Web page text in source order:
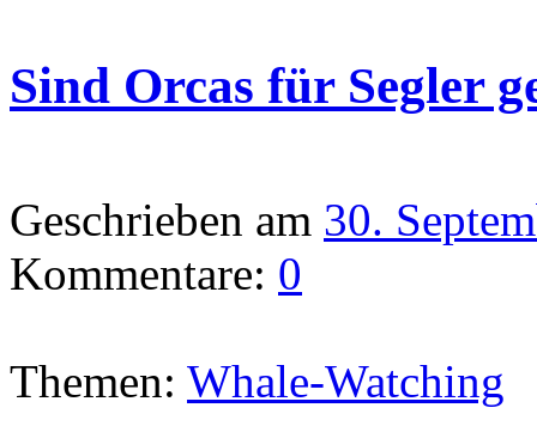
Sind Orcas für Segler
Geschrieben am 30.
Kommentare: 0
Themen: Whale-Watching